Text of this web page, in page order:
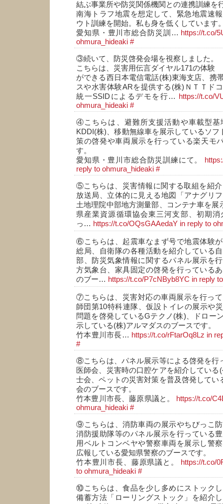
結ぶ事業所や防災関係機関との連携訓練を
南海トラフ地震を想定して、緊急地震速
ウト訓練を開始。私も身を低くしています
愛知県・豊川市総合防災訓… https://t.co/
ohmura_hideaki #
③続いて、防災啓発会場を視察しました。
こちらは、災害用伝言ダイヤル171の体験
ができる西日本電信電話(株)東海支店、携
スや水害体験ARを提供する(株)ＮＴＴド
統一SSIDによるデモを行…
https://t.co/
ohmura_hideaki #
④こちらは、避難所支援活動や車載型基
KDDI(株)、移動無線車を展示しているソフ
策の啓発や車両展示を行っている楽天モ
す。
愛知県・豊川市総合防災訓練にて。
reply to ohmura_hideaki #
⑤こちらは、災害情報に関する取組を紹
放送局、立体的に見える地図「アナグリ
土地理院中部地方測量部、コンテナ車を展
県産業資源循環協会東三河支部、初期
っ… https://t.co/OQsGAAedaY in reply to
⑥こちらは、起震車なまず号で地震体験
総局、自衛隊の各種活動を紹介している
部、防災気象情報に関するパネル展示を
方気象台、家具固定の啓発を行っている
のブー… https://t.co/P7cNByb8YC in reply
⑦こちらは、災害対応の車両展示を行っ
師団第10特科連隊、仮設トイレの展示や
問題を啓発しているGテクノ(株)、ドロー
示している(株)アルマダスのブースです。
竹本豊川市長… https://t.co/rFtarOq8Lz in
#
⑧こちらは、パネル展示等による啓発を行
医師会、災害時の口腔ケアを紹介している
士会、ペットの災害対策を普及啓発してい
会のブースです。
竹本豊川市長、藤原県議と。 https://t.co/
ohmura_hideaki #
⑨こちらは、消防車両の展示やちびっこ
消防援助隊等のパネル展示を行っている
用ベルトコンベヤや警察車両を展示し警
広報している愛知県警察のブースです。
竹本豊川市長、藤原県議と。
https://t.co/
to ohmura_hideaki #
⑩こちらは、食品を少し多めにストック
備蓄方法「ローリングストック」を紹介